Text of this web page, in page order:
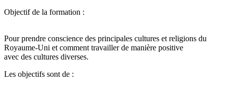
Objectif de la formation :
Pour prendre conscience des principales cultures et religions du
Royaume-Uni et comment travailler de manière positive
avec des cultures diverses.
Les objectifs sont de :